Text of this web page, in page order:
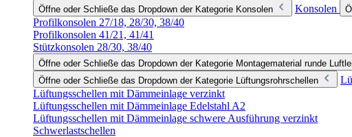
Öffne oder Schließe das Dropdown der Kategorie Konsolen Konsolen
Profilkonsolen 27/18, 28/30, 38/40
Profilkonsolen 41/21, 41/41
Stützkonsolen 28/30, 38/40
Öffne oder Schließe das Dropdown der Kategorie Montagematerial runde
Öffne oder Schließe das Dropdown der Kategorie Lüftungsrohrschellen
Lüftungsschellen mit Dämmeinlage verzinkt
Lüftungsschellen mit Dämmeinlage Edelstahl A2
Lüftungsschellen mit Dämmeinlage schwere Ausführung verzinkt
Schwerlastschellen